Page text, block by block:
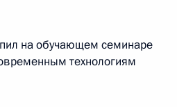
на обучающем семинаре
технологиям